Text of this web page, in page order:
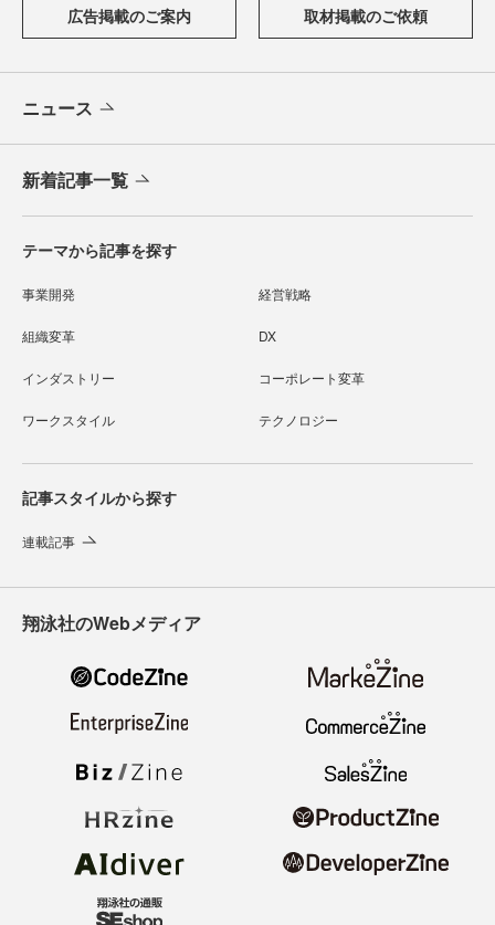
広告掲載のご案内 取材掲載のご依頼
ニュース
新着記事一覧
テーマから記事を探す
事業開発 経営戦略
組織変革 DX
インダストリー コーポレート変革
ワークスタイル テクノロジー
記事スタイルから探す
連載記事
翔泳社のWebメディア